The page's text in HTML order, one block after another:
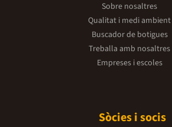
Sobre nosaltres
Qualitat i medi ambient
Buscador de botigues
Treballa amb nosaltres
Empreses i escoles
Sòcies i socis